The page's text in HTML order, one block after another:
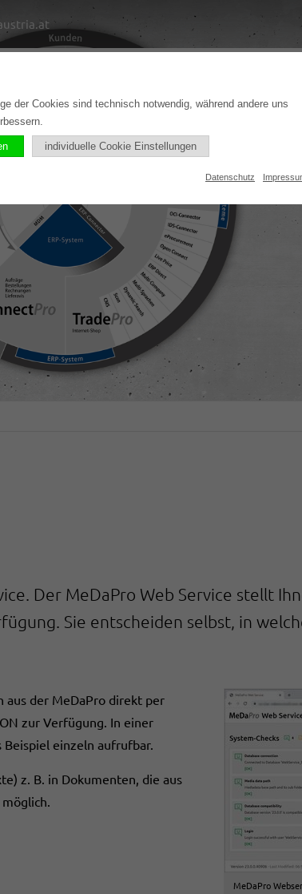
Der MeDaPro Web Service stellt
Sie entscheiden selbst, in
MeDaPro
aus der MeDaPro direkt per
zur Verfügung. In einer
einzeln aufrufbar.
z. B. in Dokumenten, die aus
der Cookies sind technisch notwendig, während andere uns
individuelle Cookie Einstellungen
Datenschutz